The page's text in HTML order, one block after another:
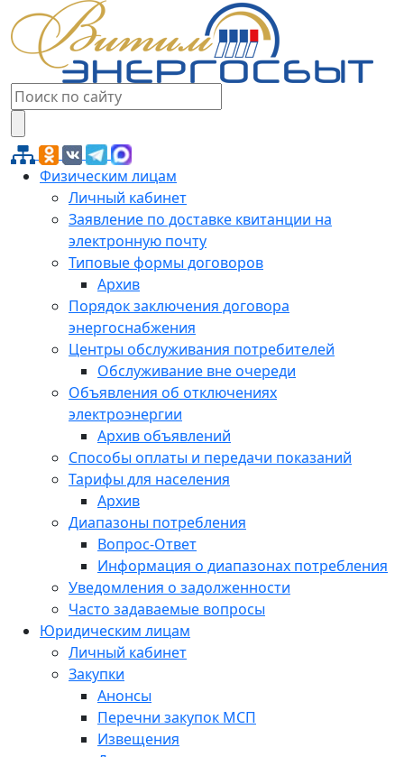
Физическим лицам
Личный кабинет
Заявление по доставке квитанции на
электронную почту
Типовые формы договоров
Архив
Порядок заключения договора
энергоснабжения
Центры обслуживания потребителей
Обслуживание вне очереди
Объявления об отключениях
электроэнергии
Архив объявлений
Способы оплаты и передачи показаний
Тарифы для населения
Архив
Диапазоны потребления
Вопрос-Ответ
Информация о диапазонах потребления
Уведомления о задолженности
Часто задаваемые вопросы
Юридическим лицам
Личный кабинет
Закупки
Анонсы
Перечни закупок МСП
Извещения